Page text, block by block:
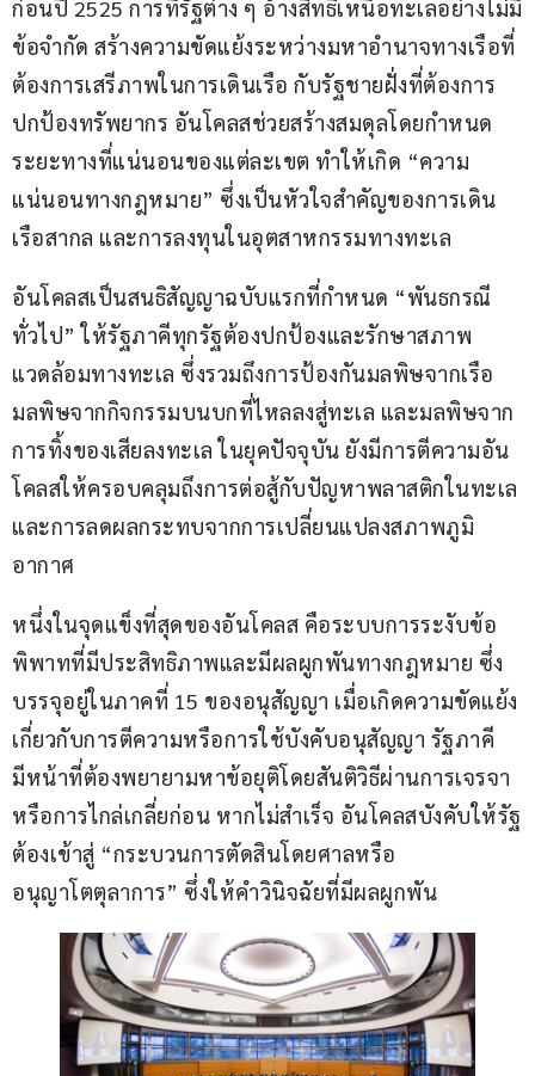
ก่อนปี 2525 การที่รัฐต่าง ๆ อ้างสิทธิเหนือทะเลอย่างไม่มี
ข้อจำกัด สร้างความขัดแย้งระหว่างมหาอำนาจทางเรือที่
ต้องการเสรีภาพในการเดินเรือ กับรัฐชายฝั่งที่ต้องการ
ปกป้องทรัพยากร อันโคลสช่วยสร้างสมดุลโดยกำหนด
ระยะทางที่แน่นอนของแต่ละเขต ทำให้เกิด “ความ
แน่นอนทางกฎหมาย” ซึ่งเป็นหัวใจสำคัญของการเดิน
เรือสากล และการลงทุนในอุตสาหกรรมทางทะเล
อันโคลสเป็นสนธิสัญญาฉบับแรกที่กำหนด “พันธกรณี
ทั่วไป” ให้รัฐภาคีทุกรัฐต้องปกป้องและรักษาสภาพ
แวดล้อมทางทะเล ซึ่งรวมถึงการป้องกันมลพิษจากเรือ
มลพิษจากกิจกรรมบนบกที่ไหลลงสู่ทะเล และมลพิษจาก
การทิ้งของเสียลงทะเล ในยุคปัจจุบัน ยังมีการตีความอัน
โคลสให้ครอบคลุมถึงการต่อสู้กับปัญหาพลาสติกในทะเล
และการลดผลกระทบจากการเปลี่ยนแปลงสภาพภูมิ
อากาศ
หนึ่งในจุดแข็งที่สุดของอันโคลส คือระบบการระงับข้อ
พิพาทที่มีประสิทธิภาพและมีผลผูกพันทางกฎหมาย ซึ่ง
บรรจุอยู่ในภาคที่ 15 ของอนุสัญญา เมื่อเกิดความขัดแย้ง
เกี่ยวกับการตีความหรือการใช้บังคับอนุสัญญา รัฐภาคี
มีหน้าที่ต้องพยายามหาข้อยุติโดยสันติวิธีผ่านการเจรจา
หรือการไกล่เกลี่ยก่อน หากไม่สำเร็จ อันโคลสบังคับให้รัฐ
ต้องเข้าสู่ “กระบวนการตัดสินโดยศาลหรือ
อนุญาโตตุลาการ” ซึ่งให้คำวินิจฉัยที่มีผลผูกพัน